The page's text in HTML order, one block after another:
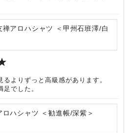
禅アロハシャツ ＜甲州石班澤/白
よりずっと高級感があります。
でした。
ハシャツ ＜勧進帳/深紫＞